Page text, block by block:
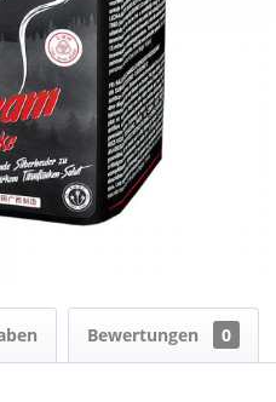
Bewertungen 0